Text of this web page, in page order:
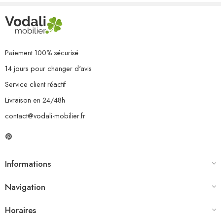
11 x coussin de dossier
Paiement 100% sécurisé
14 jours pour changer d'avis
Service client réactif
Livraison en 24/48h
contact@vodali-mobilier.fr
Informations
Navigation
Horaires